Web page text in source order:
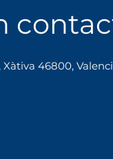
Sant
46800,